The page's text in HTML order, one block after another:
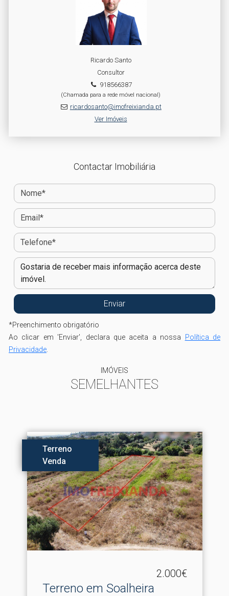
Ricardo Santo
Consultor
918566387
(Chamada para a rede móvel nacional)
ricardosanto@imofreixianda.pt
Ver Imóveis
Contactar Imobiliária
*Preenchimento obrigatório
Ao clicar em 'Enviar', declara que aceita a nossa Política de
Privacidade
IMÓVEIS
SEMELHANTES
Terreno
Venda
2.000€
Terreno em Soalheira